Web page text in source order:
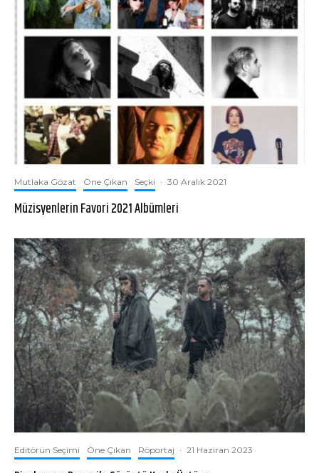
Mutlaka Gözat Öne Çıkan Seçki · 30 Aralık 2021
Müzisyenlerin Favori 2021 Albümleri
Editörün Seçimi Öne Çıkan Röportaj · 21 Haziran 2023